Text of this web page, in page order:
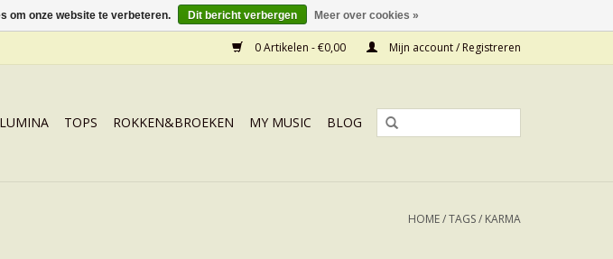
0 Artikelen - €0,00 Mijn account / Registreren
LUMINA TOPS ROKKEN&BROEKEN MY MUSIC BLOG
HOME/TAGS/ KARMA
om onze website te verbeteren. Dit bericht verbergen Meer over cookies »